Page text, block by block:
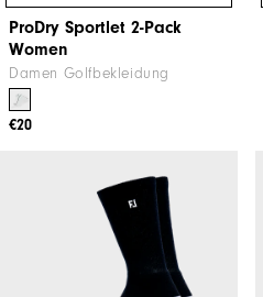
ProDry Sportlet 2-Pack
Women
Damen Golfbekleidung
€20